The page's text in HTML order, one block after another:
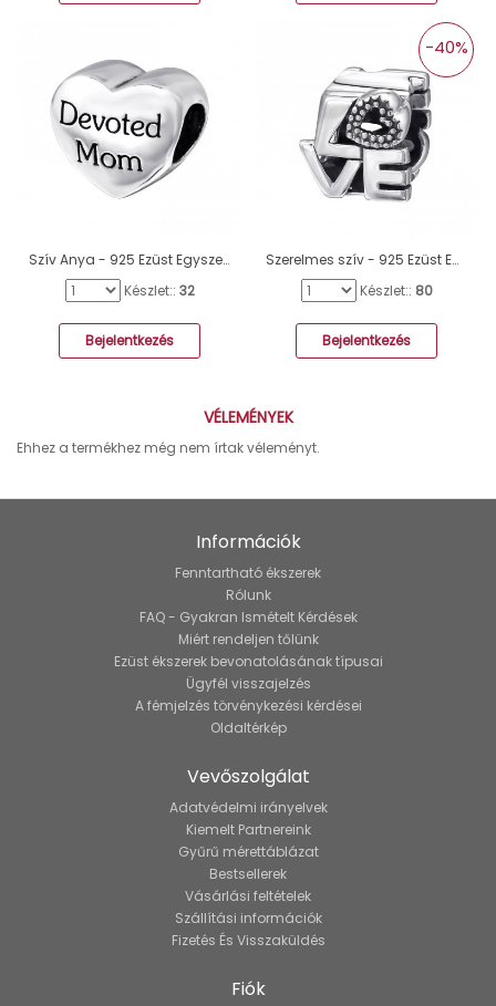
Szív Anya - 925 Ezüst Egyszerű charmok A4S16828
Készlet:: 32
Bejelentkezés
Szerelmes szív - 925 Ezüst Egyszerű charmok A4S6017
-40%
Készlet:: 80
Bejelentkezés
VÉLEMÉNYEK
Ehhez a termékhez még nem írtak véleményt.
Információk
Fenntartható ékszerek
Rólunk
FAQ - Gyakran Ismételt Kérdések
Miért rendeljen tőlünk
Ezüst ékszerek bevonatolásának típusai
Ügyfél visszajelzés
A fémjelzés törvénykezési kérdései
Oldaltérkép
Vevőszolgálat
Adatvédelmi irányelvek
Kiemelt Partnereink
Gyűrű mérettáblázat
Bestsellerek
Vásárlási feltételek
Szállítási információk
Fizetés És Visszaküldés
Fiók